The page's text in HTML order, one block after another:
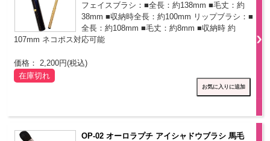
フェイスブラシ：■全長：約138mm ■毛丈：約
38mm ■収納時全長：約100mm リップブラシ：■
全長：約108mm ■毛丈：約8mm ■収納時 約
107mm ネコポス対応可能
価格： 2,200円(税込)
在庫切れ
OP-02 オーロラプチ アイシャドウブラシ 馬毛